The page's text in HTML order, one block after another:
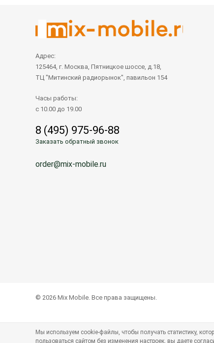
Адрес:
125464, г. Москва, Пятницкое шоссе, д.18,
ТЦ "Митинский радиорынок", павильон 154
Часы работы:
с 10.00 до 19.00
8 (495) 975-96-88
Заказать обратный звонок
order@mix-mobile.ru
© 2026 Mix Mobile. Все права защищены.
Мы используем cookie-файлы, чтобы получать статистику,
пользоваться сайтом без изменения настроек, вы даете